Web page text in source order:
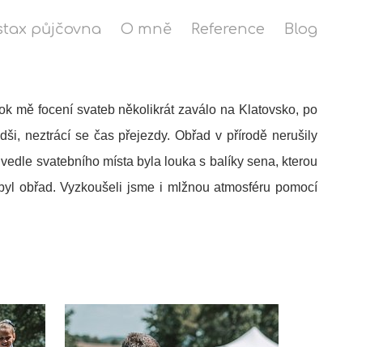
půjčovna O mně Reference Blog
mě focení svateb několikrát zaválo na Klatovsko, po
neztrácí se čas přejezdy. Obřad v přírodě nerušily
svatebního místa byla louka s balíky sena, kterou
obřad. Vyzkoušeli jsme i mlžnou atmosféru pomocí